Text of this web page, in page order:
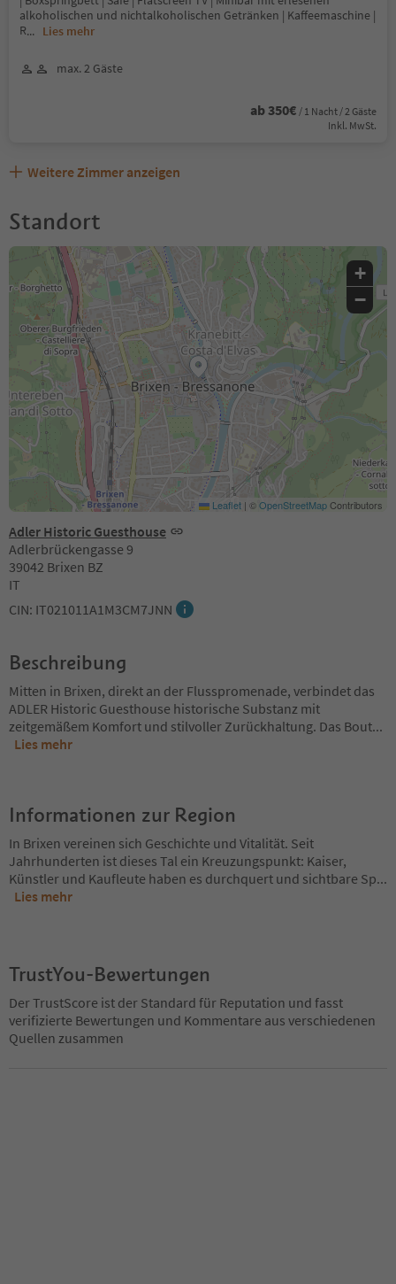
alkoholischen und nichtalkoholischen Getränken | Kaffeemaschine |
R... Lies mehr
max. 2 Gäste
ab 350€ / 1 Nacht / 2 Gäste
Inkl. MwSt.
Weitere Zimmer anzeigen
Standort
Adler Historic Guesthouse
Adlerbrückengasse 9
39042 Brixen BZ
IT
CIN: IT021011A1M3CM7JNN
+
−
Leaflet | ©OpenStreetMapContributors
Beschreibung
Mitten in Brixen, direkt an der Flusspromenade, verbindet das
ADLER Historic Guesthouse historische Substanz mit
zeitgemäßem Komfort und stilvoller Zurückhaltung. Das Bout...
Lies mehr
Informationen zur Region
In Brixen vereinen sich Geschichte und Vitalität. Seit
Jahrhunderten ist dieses Tal ein Kreuzungspunkt: Kaiser,
Künstler und Kaufleute haben es durchquert und sichtbare Sp...
Lies mehr
TrustYou-Bewertungen
Der TrustScore ist der Standard für Reputation und fasst
verifizierte Bewertungen und Kommentare aus verschiedenen
Quellen zusammen